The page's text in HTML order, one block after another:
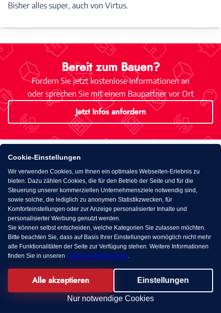
KI Chat
Bisher alles super, auch von Virtus.
Bereit zum Bauen?
Fordern Sie jetzt kostenlose Informationen an
oder sprechen Sie mit einem Baupartner vor Ort
Jetzt Infos anfordern
Standorte in Ihrer Nähe
Cookie-Einstellungen
Wir verwenden Cookies, um Ihnen ein optimales Webseiten-Erlebnis zu
bieten. Dazu zählen Cookies, die für den Betrieb der Seite und für die
Steuerung unserer kommerziellen Unternehmensziele notwendig sind,
sowie solche, die lediglich zu anonymen Statistikzwecken, für
Komforteinstellungen oder zur Anzeige personalisierter Inhalte und
personalisierter Werbung genutzt werden.
Sie können selbst entscheiden, welche Kategorien Sie zulassen möchten.
Bitte beachten Sie, dass auf Basis Ihrer Einstellungen womöglich nicht mehr
alle Funktionalitäten der Seite zur Verfügung stehen. Weitere Informationen
finden Sie in unseren Datenschutzhinweisen.
Alle akzeptieren Einstellungen
Nur notwendige Cookies